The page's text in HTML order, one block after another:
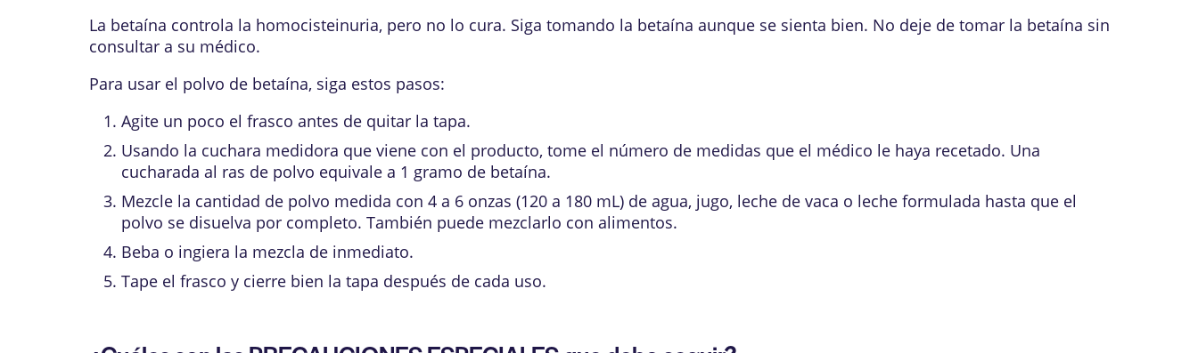
La betaína controla la homocisteinuria, pero no lo cura. Siga tomando la betaína aunque se sienta bien. No deje de tomar la betaína sin
consultar a su médico.
Para usar el polvo de betaína, siga estos pasos:
Agite un poco el frasco antes de quitar la tapa.
Usando la cuchara medidora que viene con el producto, tome el número de medidas que el médico le haya recetado. Una
cucharada al ras de polvo equivale a 1 gramo de betaína.
Mezcle la cantidad de polvo medida con 4 a 6 onzas (120 a 180 mL) de agua, jugo, leche de vaca o leche formulada hasta que el
polvo se disuelva por completo. También puede mezclarlo con alimentos.
Beba o ingiera la mezcla de inmediato.
Tape el frasco y cierre bien la tapa después de cada uso.